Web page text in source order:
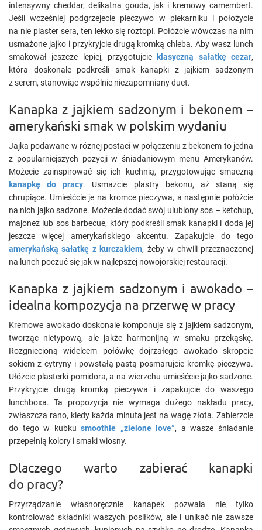
intensywny cheddar, delikatna gouda, jak i kremowy camembert.
Jeśli wcześniej podgrzejecie pieczywo w piekarniku i położycie
na nie plaster sera, ten lekko się roztopi. Połóżcie wówczas na nim
usmażone jajko i przykryjcie drugą kromką chleba. Aby wasz lunch
smakował jeszcze lepiej, przygotujcie
klasyczną sałatkę cezar,
która doskonale podkreśli smak kanapki z jajkiem sadzonym
z serem, stanowiąc wspólnie niezapomniany duet.
Kanapka z jajkiem sadzonym i bekonem –
amerykański smak w polskim wydaniu
Jajka podawane w różnej postaci w połączeniu z bekonem to jedna
z popularniejszych pozycji w śniadaniowym menu Amerykanów.
Możecie zainspirować się ich kuchnią, przygotowując smaczną
kanapkę do pracy. Usmażcie plastry bekonu, aż staną się
chrupiące. Umieśćcie je na kromce pieczywa, a następnie połóżcie
na nich jajko sadzone. Możecie dodać swój ulubiony sos – ketchup,
majonez lub sos barbecue, który podkreśli smak kanapki i doda jej
jeszcze więcej amerykańskiego akcentu. Zapakujcie do tego
amerykańską sałatkę z kurczakiem, żeby w chwili przeznaczonej
na lunch poczuć się jak w najlepszej nowojorskiej restauracji.
Kanapka z jajkiem sadzonym i awokado –
idealna kompozycja na przerwę w pracy
Kremowe awokado doskonale komponuje się z jajkiem sadzonym,
tworząc nietypową, ale jakże harmonijną w smaku przekąskę.
Rozgniecioną widelcem połówkę dojrzałego awokado skropcie
sokiem z cytryny i powstałą pastą posmarujcie kromkę pieczywa.
Ułóżcie plasterki pomidora, a na wierzchu umieśćcie jajko sadzone.
Przykryjcie drugą kromką pieczywa i zapakujcie do waszego
lunchboxa. Ta propozycja nie wymaga dużego nakładu pracy,
zwłaszcza rano, kiedy każda minuta jest na wagę złota. Zabierzcie
do tego w kubkusmoothie „zielone love”, a wasze śniadanie
przepełnią kolory i smaki wiosny.
Dlaczego warto zabierać kanapki
do pracy?
Przyrządzanie własnoręcznie kanapek pozwala nie tylko
kontrolować składniki waszych posiłków, ale i unikać nie zawsze